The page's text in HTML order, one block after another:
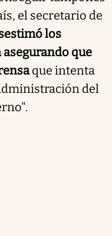
el secretario de
los
que
que intenta
del